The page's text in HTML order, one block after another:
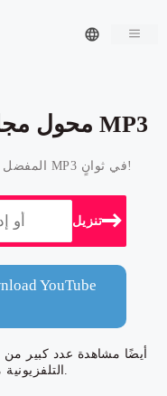
محول مجاني من إينستاجرام إلى MP3
قم بتحويل فيديو Instagram المفضل لديك إلى MP3 في ثوانٍ!
تنزيل
YouTube